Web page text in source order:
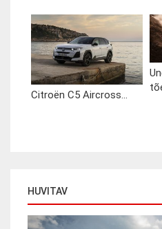
Citroën C5 Aircross...
HUVITAV